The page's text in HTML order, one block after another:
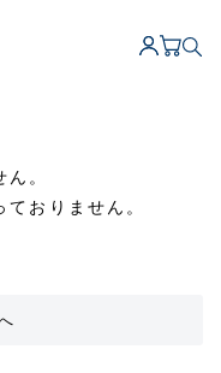
。
おりません。